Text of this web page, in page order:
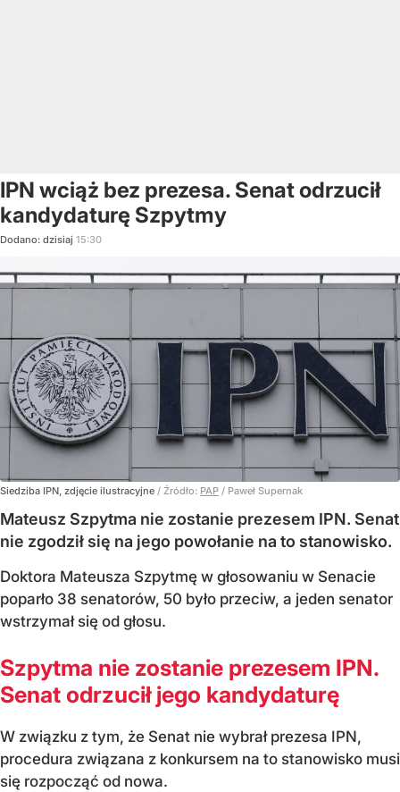
IPN wciąż bez prezesa. Senat odrzucił
kandydaturę Szpytmy
Dodano: dzisiaj 15:30
Siedziba IPN, zdjęcie ilustracyjne / Źródło: PAP / Paweł Supernak
Mateusz Szpytma nie zostanie prezesem IPN. Senat
nie zgodził się na jego powołanie na to stanowisko.
Doktora Mateusza Szpytmę w głosowaniu w Senacie
poparło 38 senatorów, 50 było przeciw, a jeden senator
wstrzymał się od głosu.
Szpytma nie zostanie prezesem IPN.
Senat odrzucił jego kandydaturę
W związku z tym, że Senat nie wybrał prezesa IPN,
procedura związana z konkursem na to stanowisko musi
się rozpocząć od nowa.